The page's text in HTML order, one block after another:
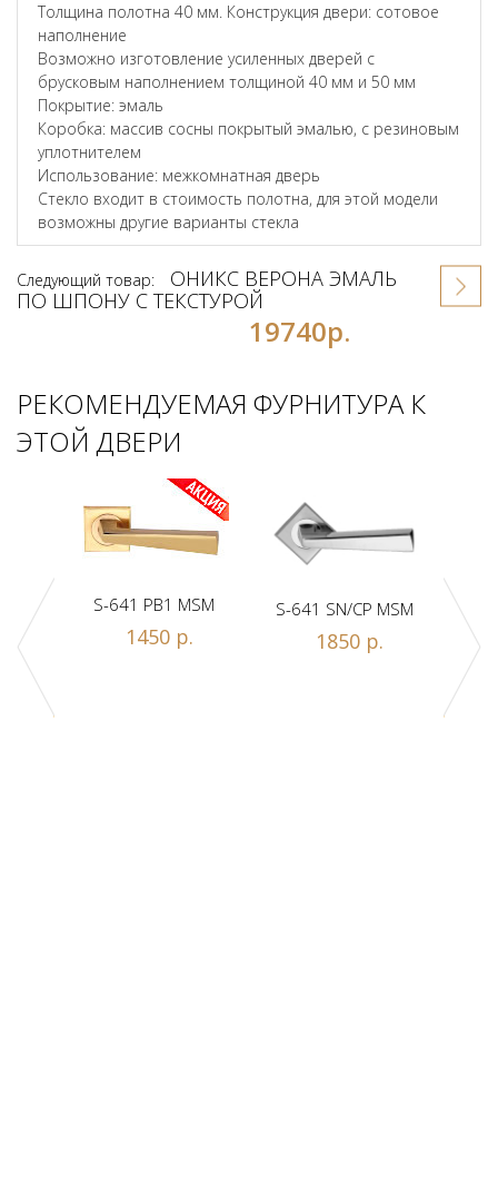
Толщина полотна 40 мм. Конструкция двери: сотовое
наполнение
Возможно изготовление усиленных дверей с
брусковым наполнением толщиной 40 мм и 50 мм
Покрытие: эмаль
Коробка: массив сосны покрытый эмалью, с резиновым
уплотнителем
Использование: межкомнатная дверь
Стекло входит в стоимость полотна, для этой модели
возможны другие варианты стекла
Следующий товар:
ОНИКС ВЕРОНА ЭМАЛЬ
ПО ШПОНУ С ТЕКСТУРОЙ
19740р.
РЕКОМЕНДУЕМАЯ ФУРНИТУРА К
ЭТОЙ ДВЕРИ
A
S-641 PB1 MSM
1450 р.
S-641 SN/CP MSM
1850 р.